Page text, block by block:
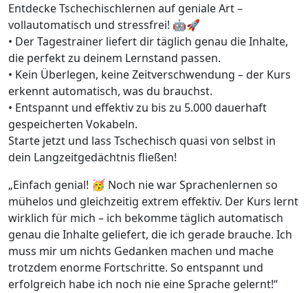
Entdecke Tschechischlernen auf geniale Art –
vollautomatisch und stressfrei! 🤖🚀
• Der Tagestrainer liefert dir täglich genau die Inhalte,
die perfekt zu deinem Lernstand passen.
• Kein Überlegen, keine Zeitverschwendung – der Kurs
erkennt automatisch, was du brauchst.
• Entspannt und effektiv zu bis zu 5.000 dauerhaft
gespeicherten Vokabeln.
Starte jetzt und lass Tschechisch quasi von selbst in
dein Langzeitgedächtnis fließen!
„Einfach genial! 🥳 Noch nie war Sprachenlernen so
mühelos und gleichzeitig extrem effektiv. Der Kurs lernt
wirklich für mich – ich bekomme täglich automatisch
genau die Inhalte geliefert, die ich gerade brauche. Ich
muss mir um nichts Gedanken machen und mache
trotzdem enorme Fortschritte. So entspannt und
erfolgreich habe ich noch nie eine Sprache gelernt!“